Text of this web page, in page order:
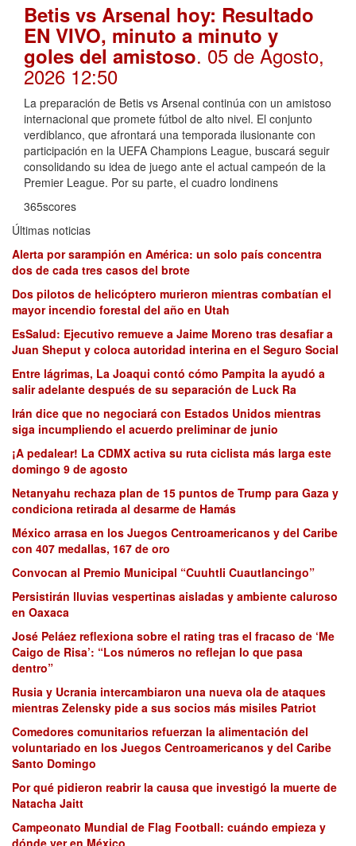
Betis vs Arsenal hoy: Resultado
EN VIVO, minuto a minuto y
goles del amistoso. 05 de Agosto,
2026 12:50
La preparación de Betis vs Arsenal continúa con un amistoso
internacional que promete fútbol de alto nivel. El conjunto
verdiblanco, que afrontará una temporada ilusionante con
participación en la UEFA Champions League, buscará seguir
consolidando su idea de juego ante el actual campeón de la
Premier League. Por su parte, el cuadro londinens
365scores
Últimas noticias
Alerta por sarampión en América: un solo país concentra
dos de cada tres casos del brote
Dos pilotos de helicóptero murieron mientras combatían el
mayor incendio forestal del año en Utah
EsSalud: Ejecutivo remueve a Jaime Moreno tras desafiar a
Juan Sheput y coloca autoridad interina en el Seguro Social
Entre lágrimas, La Joaqui contó cómo Pampita la ayudó a
salir adelante después de su separación de Luck Ra
Irán dice que no negociará con Estados Unidos mientras
siga incumpliendo el acuerdo preliminar de junio
¡A pedalear! La CDMX activa su ruta ciclista más larga este
domingo 9 de agosto
Netanyahu rechaza plan de 15 puntos de Trump para Gaza y
condiciona retirada al desarme de Hamás
México arrasa en los Juegos Centroamericanos y del Caribe
con 407 medallas, 167 de oro
Convocan al Premio Municipal “Cuuhtli Cuautlancingo”
Persistirán lluvias vespertinas aisladas y ambiente caluroso
en Oaxaca
José Peláez reflexiona sobre el rating tras el fracaso de ‘Me
Caigo de Risa’: “Los números no reflejan lo que pasa
dentro”
Rusia y Ucrania intercambiaron una nueva ola de ataques
mientras Zelensky pide a sus socios más misiles Patriot
Comedores comunitarios refuerzan la alimentación del
voluntariado en los Juegos Centroamericanos y del Caribe
Santo Domingo
Por qué pidieron reabrir la causa que investigó la muerte de
Natacha Jaitt
Campeonato Mundial de Flag Football: cuándo empieza y